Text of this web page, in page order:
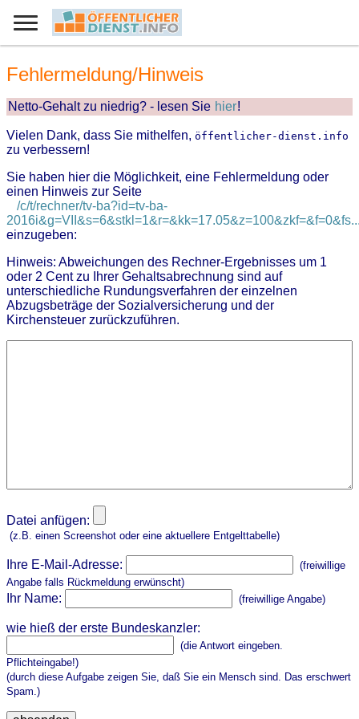
Fehlermeldung/Hinweis
Netto-Gehalt zu niedrig? - lesen Sie hier!
Vielen Dank, dass Sie mithelfen, öffentlicher-dienst.info
zu verbessern!
Sie haben hier die Möglichkeit, eine Fehlermeldung oder
einen Hinweis zur Seite
/c/t/rechner/tv-ba?id=tv-ba-
einzugeben:
Hinweis: Abweichungen des Rechner-Ergebnisses um 1
oder 2 Cent zu Ihrer Gehaltsabrechnung sind auf
unterschiedliche Rundungsverfahren der einzelnen
Abzugsbeträge der Sozialversicherung und der
Kirchensteuer zurückzuführen.
Datei anfügen:
(z.B. einen Screenshot oder eine aktuellere Entgelttabelle)
Ihre E-Mail-Adresse:
(freiwillige
Angabe falls Rückmeldung erwünscht)
Ihr Name: (freiwillige Angabe)
wie hieß der erste Bundeskanzler:
(die Antwort eingeben.
Pflichteingabe!)
(durch diese Aufgabe zeigen Sie, daß Sie ein Mensch sind. Das erschwert
Spam.)